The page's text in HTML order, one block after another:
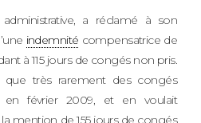
a réclamé à son
indemnité compensatrice de
à 115 jours de congés non pris.
que très rarement des congés
février 2009, et en voulait
mention de 155 jours de congés